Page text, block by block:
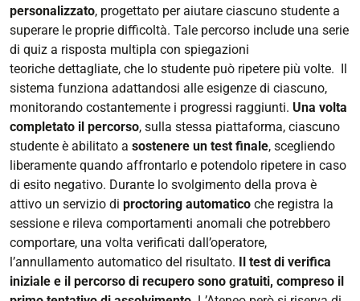
personalizzato, progettato per aiutare ciascuno studente a
superare le proprie difficoltà. Tale percorso include una serie
di quiz a risposta multipla con spiegazioni
teoriche dettagliate, che lo studente può ripetere più volte. Il
sistema funziona adattandosi alle esigenze di ciascuno,
monitorando costantemente i progressi raggiunti. Una volta
completato il percorso, sulla stessa piattaforma, ciascuno
studente è abilitato a sostenere un test finale, scegliendo
liberamente quando affrontarlo e potendolo ripetere in caso
di esito negativo. Durante lo svolgimento della prova è
attivo un servizio di proctoring automatico che registra la
sessione e rileva comportamenti anomali che potrebbero
comportare, una volta verificati dall’operatore,
l’annullamento automatico del risultato. Il test di verifica
iniziale e il percorso di recupero sono gratuiti, compreso il